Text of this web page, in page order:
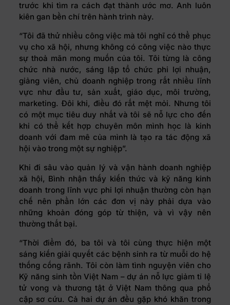
trước khi tìm ra cách đạt thành ước mơ. Anh luôn
kiên gan bền chí trên hành trình này.
“Tôi đã thử nhiều công việc mà tôi nghĩ có thể phục
vụ cho xã hội, nhưng không có công việc nào thực
sự thoả mãn mong muốn của tôi. Tôi từng là công
chức nhà nước, sáng lập tổ chức phi lợi nhuận,
giảng viên, chủ doanh nghiệp trong rất nhiều lĩnh
vực như đầu tư, sản xuất, giáo dục, môi trường,
marketing. Đôi khi, điều đó rất mệt mỏi. Nhưng tôi
có một mục tiêu duy nhất và tôi sẽ nỗ lực cho đến
khi có thể kết hợp chuyên môn mình học là kinh
doanh với đam mê của mình là tạo ra tác động xã
hội vào trong một sự nghiệp”.
Khi đi sâu vào quản lý và vận hành doanh nghiệp
xã hội, Bình nhận thấy kiến thức và kỹ năng kinh
doanh trong lĩnh vực phi lợi nhuận thường còn hạn
chế nên phần lớn các đơn vị này phải dựa vào
những khoản đóng góp từ thiện, và vì vậy nên
thường thất bại.
“Thời điểm đó, ba tôi và tôi cùng thực hiện một
sáng kiến giải quyết các bệnh sinh ra từ muỗi do hệ
thống cống rãnh. Tôi còn làm tình nguyện viên cho
Kỹ năng sinh tồn Việt Nam – dự án nỗ lực giảm tỉ lệ
tử vong và thương tật ở Việt Nam thông qua phổ
cập sơ cứu. Cả hai dự án đều gặp khó khăn trong